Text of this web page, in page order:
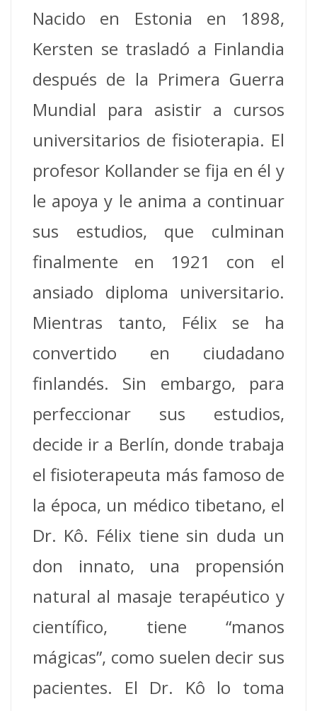
Nacido en Estonia en 1898,
Kersten se trasladó a Finlandia
después de la Primera Guerra
Mundial para asistir a cursos
universitarios de fisioterapia. El
profesor Kollander se fija en él y
le apoya y le anima a continuar
sus estudios, que culminan
finalmente en 1921 con el
ansiado diploma universitario.
Mientras tanto, Félix se ha
convertido en ciudadano
finlandés. Sin embargo, para
perfeccionar sus estudios,
decide ir a Berlín, donde trabaja
el fisioterapeuta más famoso de
la época, un médico tibetano, el
Dr. Kô. Félix tiene sin duda un
don innato, una propensión
natural al masaje terapéutico y
científico, tiene “manos
mágicas”, como suelen decir sus
pacientes. El Dr. Kô lo toma